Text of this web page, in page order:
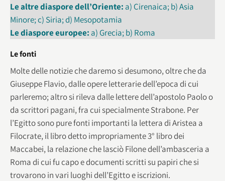
Le altre diaspore dell’Oriente: a) Cirenaica; b) Asia
Minore; c) Siria; d) Mesopotamia
Le diaspore europee: a) Grecia; b) Roma
Le fonti
Molte delle notizie che daremo si desumono, oltre che da
Giuseppe Flavio, dalle opere letterarie dell’epoca di cui
parleremo; altro si rileva dalle lettere dell’apostolo Paolo o
da scrittori pagani, fra cui specialmente Strabone. Per
l’Egitto sono pure fonti importanti la lettera di Aristea a
Filocrate, il libro detto impropriamente 3° libro dei
Maccabei, la relazione che lasciò Filone dell’ambasceria a
Roma di cui fu capo e documenti scritti su papiri che si
trovarono in vari luoghi dell’Egitto e iscrizioni.